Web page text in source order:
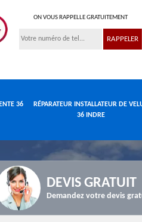
ON VOUS RAPPELLE GRATUITEMENT
36
RÉPARATEUR INSTALLATEUR DE
36 INDRE
Travaux de charpente
36 Indre
DEVIS GRATUIT
Demandez votre devis